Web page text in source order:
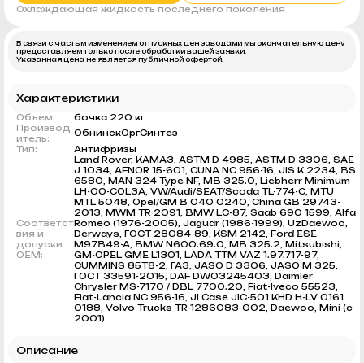
Охлаждающая жидкость последнего поколения
В связи с частым изменением отпускных цен заводами мы окончательную цену
предоставляем только после обработки вашей заявки.
Указанная цена не является публичной офертой.
Характеристики
Объем:
бочка 220 кг
Производ
итель:
ОбнинскОргСинтез
Тип:
Антифризы
Соответст
вия и
допуски
OEM:
Land Rover, КАМАЗ, ASTM D 4985, ASTM D 3306, SAE
J 1034, AFNOR 15-601, CUNA NC 956-16, JIS K 2234, BS
6580, MAN 324 Type NF, MB 325.0, Liebherr Minimum
LH-00-COL3A, VW/Audi/SEAT/Scoda TL-774-C, MTU
MTL 5048, Opel/GM B 040 0240, China GB 29743-
2013, MWM TR 2091, BMW LC-87, Saab 690 1599, Alfa
Romeo (1976-2005), Jaguar (1986-1999), UzDaewoo,
Derways, ГОСТ 28084-89, KSM 2142, Ford ESE
M97B49-A, BMW N600.69.0, MB 325.2, Mitsubishi,
GM-OPEL GME L1301, LADA TTM VAZ 1.97.717-97,
CUMMINS 85T8-2, ГАЗ, JASO D 3306, JASO M 325,
ГОСТ 33591-2015, DAF DW03245403, Daimler
Chrysler MS-7170 / DBL 7700.20, Fiat-Iveco 55523,
Fiat-Lancia NC 956-16, JI Case JIC-501 KHD H-LV 0161
0188, Volvo Trucks TR-1286083-002, Daewoo, Mini (с
2001)
Описание